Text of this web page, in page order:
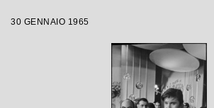
30 GENNAIO 1965